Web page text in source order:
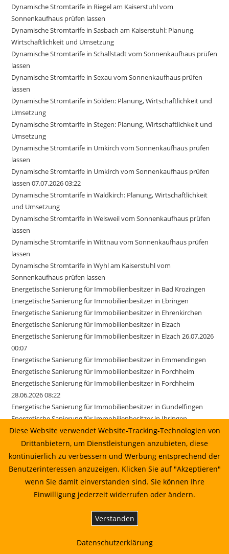
Dynamische Stromtarife in Riegel am Kaiserstuhl vom
Sonnenkaufhaus prüfen lassen
Dynamische Stromtarife in Sasbach am Kaiserstuhl: Planung,
Wirtschaftlichkeit und Umsetzung
Dynamische Stromtarife in Schallstadt vom Sonnenkaufhaus prüfen
lassen
Dynamische Stromtarife in Sexau vom Sonnenkaufhaus prüfen
lassen
Dynamische Stromtarife in Sölden: Planung, Wirtschaftlichkeit und
Umsetzung
Dynamische Stromtarife in Stegen: Planung, Wirtschaftlichkeit und
Umsetzung
Dynamische Stromtarife in Umkirch vom Sonnenkaufhaus prüfen
lassen
Dynamische Stromtarife in Umkirch vom Sonnenkaufhaus prüfen
lassen 07.07.2026 03:22
Dynamische Stromtarife in Waldkirch: Planung, Wirtschaftlichkeit
und Umsetzung
Dynamische Stromtarife in Weisweil vom Sonnenkaufhaus prüfen
lassen
Dynamische Stromtarife in Wittnau vom Sonnenkaufhaus prüfen
lassen
Dynamische Stromtarife in Wyhl am Kaiserstuhl vom
Sonnenkaufhaus prüfen lassen
Energetische Sanierung für Immobilienbesitzer in Bad Krozingen
Energetische Sanierung für Immobilienbesitzer in Ebringen
Energetische Sanierung für Immobilienbesitzer in Ehrenkirchen
Energetische Sanierung für Immobilienbesitzer in Elzach
Energetische Sanierung für Immobilienbesitzer in Elzach 26.07.2026
00:07
Energetische Sanierung für Immobilienbesitzer in Emmendingen
Energetische Sanierung für Immobilienbesitzer in Forchheim
Energetische Sanierung für Immobilienbesitzer in Forchheim
28.06.2026 08:22
Energetische Sanierung für Immobilienbesitzer in Gundelfingen
Energetische Sanierung für Immobilienbesitzer in Ihringen
Energetische Sanierung für Immobilienbesitzer in Kirchzarten
Energetische Sanierung für Immobilienbesitzer in March
Energetische Sanierung für Immobilienbesitzer in March 17.06.2026
01:22
Energetische Sanierung für Immobilienbesitzer in Merzhausen
Energetische Sanierung für Immobilienbesitzer in Sexau
Energetische Sanierung für Immobilienbesitzer in Sölden
Energetische Sanierung für Immobilienbesitzer in Stegen
Energetische Sanierung in Au vom Sonnenkaufhaus prüfen lassen
Diese Website verwendet Website-Tracking-Technologien von
Drittanbietern, um Dienstleistungen anzubieten, diese
kontinuierlich zu verbessern und Werbung entsprechend der
Benutzerinteressen anzuzeigen. Klicken Sie auf "Akzeptieren"
wenn Sie damit einverstanden sind. Sie können Ihre
Einwilligung jederzeit widerrufen oder ändern.
Verstanden
Datenschutzerklärung